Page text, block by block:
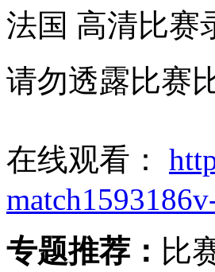
法国 高清比赛
请勿透露比赛
在线观看：
专题推荐： 比